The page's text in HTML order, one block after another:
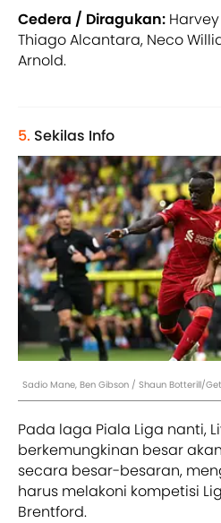
Cedera / Diragukan:
Thiago Alcantara, Neco
Arnold.
5. Sekilas Info
Sadio Mane, Ben Gibson / Shaun Botterill/
Pada laga Piala Liga nanti,
berkemungkinan besar
secara besar-besaran,
harus melakoni kompetisi
Brentford.